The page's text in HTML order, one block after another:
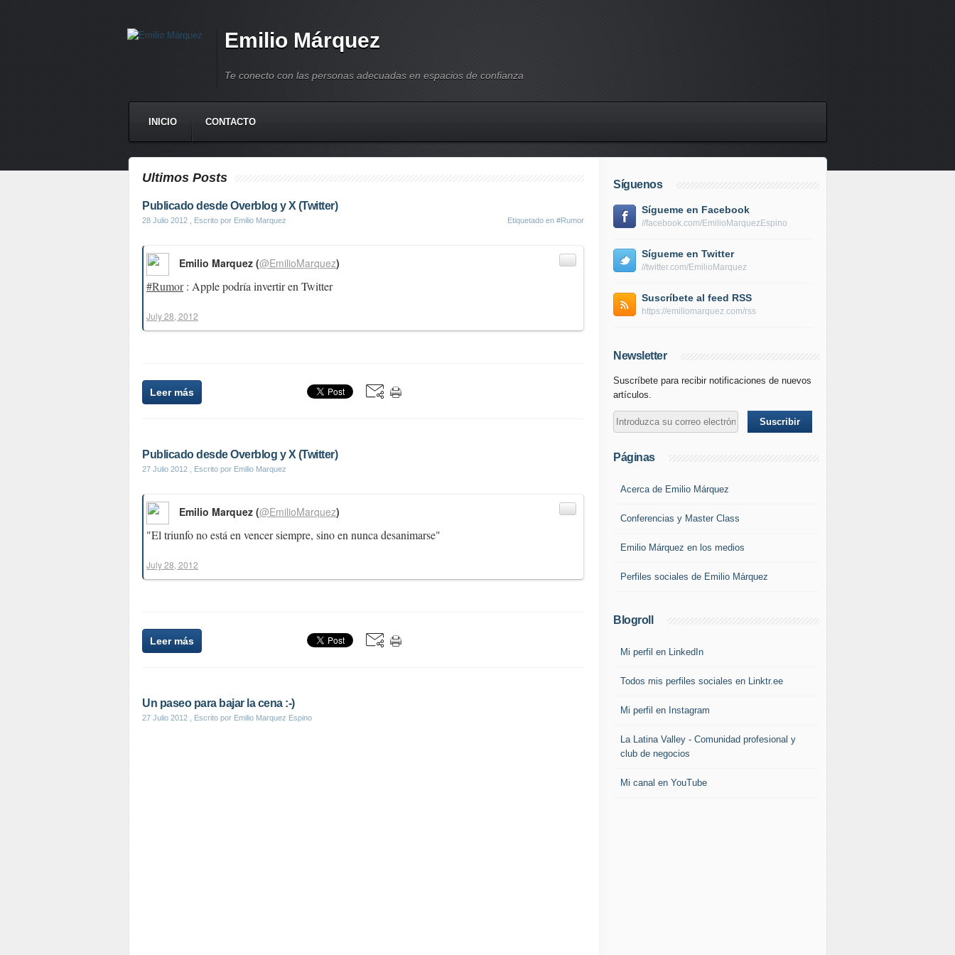
Emilio Márquez
Te conecto con las personas adecuadas en espacios de confianza
INICIO CONTACTO
Ultimos Posts
Publicado desde Overblog y X (Twitter)
28 Julio 2012 , Escrito por Emilio Marquez Etiquetado en #Rumor
#Rumor: Apple podría invertir en Twitter
Emilio Marquez (@EmilioMarquez)
July 28, 2012
Leer más
Publicado desde Overblog y X (Twitter)
27 Julio 2012 , Escrito por Emilio Marquez
"El triunfo no está en vencer siempre, sino en nunca desanimarse"
Emilio Marquez (@EmilioMarquez)
July 28, 2012
Leer más
Un paseo para bajar la cena :-)
27 Julio 2012 , Escrito por Emilio Marquez Espino
Síguenos
Sígueme en Facebook
//facebook.com/EmilioMarquezEspino
Sígueme en Twitter
//twitter.com/EmilioMarquez
Suscríbete al feed RSS
https://emiliomarquez.com/rss
Newsletter
Suscríbete para recibir notificaciones de nuevos
artículos.
Páginas
Acerca de Emilio Márquez
Conferencias y Master Class
Emilio Márquez en los medios
Perfiles sociales de Emilio Márquez
Blogroll
Mi perfil en LinkedIn
Todos mis perfiles sociales en Linktr.ee
Mi perfil en Instagram
La Latina Valley - Comunidad profesional y
club de negocios
Mi canal en YouTube